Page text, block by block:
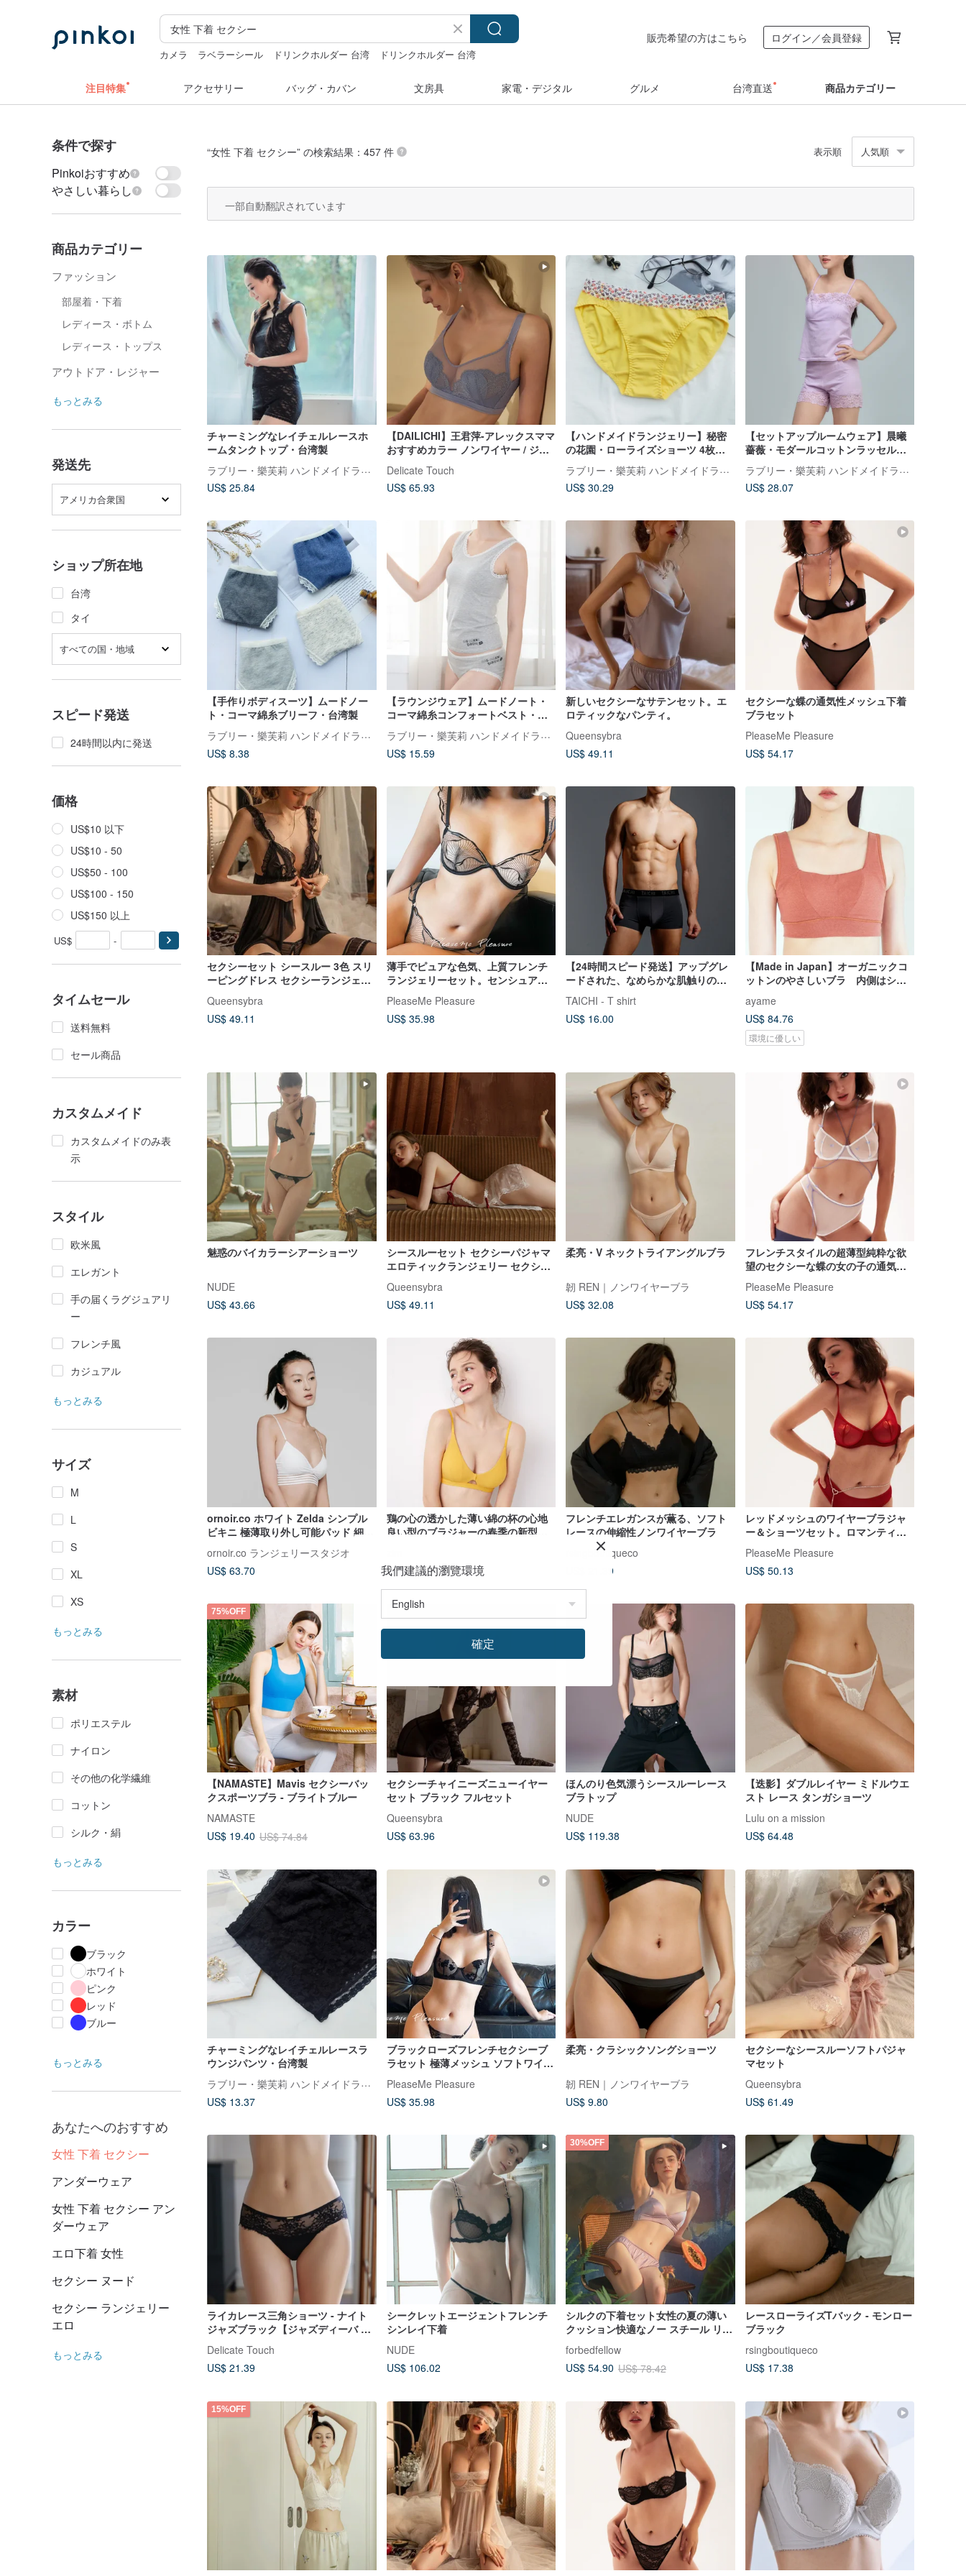
カメラ ラベラーシール ドリンクホルダー 台湾
ドリンクホルダー 台湾
販売希望の方はこちら ログイン／会員登録
注目特集 アクセサリー バッグ・カバン 文房具 家電・デジタル グルメ 台湾直送 商品カテゴリー
条件で探す
Pinkoiおすすめ
やさしい暮らし
商品カテゴリー
ファッション
部屋着・下着
レディース・ボトム
レディース・トップス
アウトドア・レジャー
もっとみる
発送先
アメリカ合衆国
ショップ所在地
台湾
タイ
すべての国・地域
スピード発送
24時間以内に発送
価格
US$10 以下
US$10 - 50
US$50 - 100
US$100 - 150
US$150 以上
US$ -
タイムセール
送料無料
セール商品
カスタムメイド
カスタムメイドのみ表
示
スタイル
欧米風
エレガント
手の届くラグジュアリ
ー
フレンチ風
カジュアル
もっとみる
サイズ
M
L
S
XL
XS
もっとみる
素材
ポリエステル
ナイロン
その他の化学繊維
コットン
シルク・絹
もっとみる
カラー
ブラック
ホワイト
ピンク
レッド
ブルー
もっとみる
あなたへのおすすめ
女性 下着 セクシー
アンダーウェア
女性 下着 セクシー アン
ダーウェア
エロ下着 女性
セクシー ヌード
セクシー ランジェリー
エロ
もっとみる
“女性 下着 セクシー” の検索結果：457 件 表示順 人気順
一部自動翻訳されています
チャーミングなレイチェルレースホ
ームタンクトップ・台湾製
ラブリー・樂芙莉 ハンドメイドランジェリー
US$ 25.84
【DAILICHI】王君萍-アレックスママ
おすすめカラー ノンワイヤー / ジャ
ーカップブラ-グレー
Delicate Touch
US$ 65.93
【ハンドメイドランジェリー】秘密
の花園・ローライズショーツ 4枚セ
ット・台湾製
ラブリー・樂芙莉 ハンドメイドランジェリー
US$ 30.29
【セットアップルームウェア】晨曦
薔薇・モダールコットンラッセルレ
ース快適キャミソール・台湾製
ラブリー・樂芙莉 ハンドメイドランジェリー
US$ 28.07
【手作りボディスーツ】ムードノー
ト・コーマ綿糸ブリーフ・台湾製
ラブリー・樂芙莉 ハンドメイドランジェリー
US$ 8.38
【ラウンジウェア】ムードノート・
コーマ綿糸コンフォートベスト・台
湾製
ラブリー・樂芙莉 ハンドメイドランジェリー
US$ 15.59
新しいセクシーなサテンセット。エ
ロティックなパンティ。
Queensybra
US$ 49.11
セクシーな蝶の通気性メッシュ下着
ブラセット
PleaseMe Pleasure
US$ 54.17
セクシーセット シースルー 3色 スリ
ーピングドレス セクシーランジェリ
ー
Queensybra
US$ 49.11
薄手でピュアな色気、上質フレンチ
ランジェリーセット。センシュアル
な装いを叶える、洗練されたブラジ
ャー。
PleaseMe Pleasure
US$ 35.98
【24時間スピード発送】アップグレ
ードされた、なめらかな肌触りのひ
んやりシームレスショーツ（ひんや
りシルク素材／肌に優しい）
TAICHI - T shirt
US$ 16.00
【Made in Japan】オーガニックコ
ットンのやさしいブラ 内側はシル
め ノンワイヤー
ayame
US$ 84.76
環境に優しい
魅惑のバイカラーシアーショーツ
NUDE
US$ 43.66
シースルーセット セクシーパジャマ
エロティックランジェリー セクシー
ランジェリー 肌触りの良いシルクパ
ジャマ セクシーパジャマ サテンパジ
ャマ
Queensybra
US$ 49.11
柔亮・V ネックトライアングルブラ
韌 REN｜ノンワイヤーブラ
US$ 32.08
フレンチスタイルの超薄型純粋な欲
望のセクシーな蝶の女の子の通気性
のあるブラジャーパンティセット
PleaseMe Pleasure
US$ 54.17
ornoir.co ホワイト Zelda シンプル
ビキニ 極薄取り外し可能パッド 細ス
ornoir.co ランジェリースタジオ
US$ 63.70
鶏の心の透かした薄い綿の杯の心地
良い型のブラジャーの春季の新型は
US$ 40.22
フレンチエレガンスが薫る、ソフト
レースの伸縮性ノンワイヤーブラ
rsingboutiqueco
US$ 21.39
レッドメッシュのワイヤーブラジャ
ー＆ショーツセット。ロマンティッ
PleaseMe Pleasure
US$ 50.13
75%OFF
【NAMASTE】Mavis セクシーバッ
クスポーツブラ - ブライトブルー
NAMASTE
US$ 19.40 US$ 74.84
セクシーチャイニーズニューイヤー
セット ブラック フルセット
Queensybra
US$ 63.96
ほんのり色気漂うシースルーレース
ブラトップ
NUDE
US$ 119.38
【迭影】ダブルレイヤー ミドルウエ
スト レース タンガショーツ
Lulu on a mission
US$ 64.48
チャーミングなレイチェルレースラ
ウンジパンツ・台湾製
ラブリー・樂芙莉 ハンドメイドランジェリー
US$ 13.37
ブラックローズフレンチセクシーブ
ラセット 極薄メッシュ ソフトワイヤ
ー 大胸を小さく見せるランジェリー
PleaseMe Pleasure
US$ 35.98
柔亮・クラシックソングショーツ
韌 REN｜ノンワイヤーブラ
US$ 9.80
セクシーなシースルーソフトパジャ
マセット
Queensybra
US$ 61.49
ライカレース三角ショーツ - ナイト
ジャズブラック【ジャズディーバ デ
応ショーツ】
Delicate Touch
US$ 21.39
シークレットエージェントフレンチ
シンレイ下着
NUDE
US$ 106.02
30%OFF
シルクの下着セット女性の夏の薄い
クッション快適なノー スチール リン
ー
forbedfellow
US$ 54.90 US$ 78.42
レースローライズTバック - モンロー
ブラック
rsingboutiqueco
US$ 17.38
15%OFF
我們建議的瀏覽環境
確定